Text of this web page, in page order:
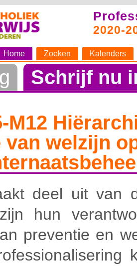
2020-
Home Zoeken Kalenders
Schrijf nu
M12
welzijn
deel uit van
hun
preventie en